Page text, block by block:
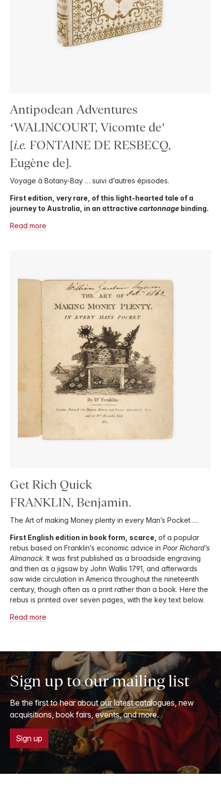
Antipodean Adventures
‘WALINCOURT, Vicomte de’
[i.e. FONTAINE DE RESBECQ,
Eugène de].
Voyage à Botany-Bay … suivi d’autres épisodes.
First edition, very rare, of this light-hearted tale of a
journey to Australia, in an attractive cartonnage binding.
Read more
Get Rich Quick
FRANKLIN, Benjamin.
The Art of making Money plenty in every Man’s Pocket …
First English edition in book form, scarce, of a popular
rebus based on Franklin’s economic advice in Poor Richard’s
Almanack. It was first published as a broadside engraving
and then as a jigsaw by John Wallis 1791, and afterwards
saw wide circulation in America throughout the nineteenth
century, though often as a print rather than a book. Here the
rebus is printed over seven pages, with the key text below.
Read more
Sign up to our mailing list
Be the first to hear about our latest catalogues, new
acquisitions, book fairs, events, and more.
Sign up